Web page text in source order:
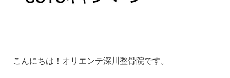
こんにちは！オリエンテ深川整骨院です。